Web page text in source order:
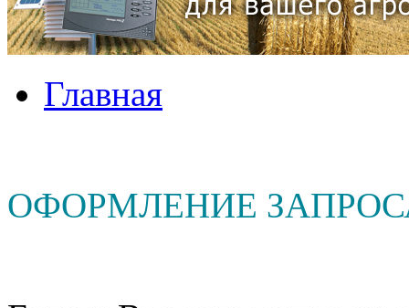
Главная
ОФОРМЛЕНИЕ